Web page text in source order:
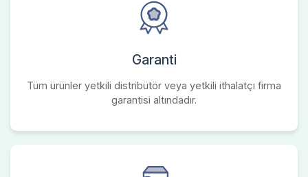
Garanti
Tüm ürünler yetkili distribütör veya yetkili ithalatçı firma
garantisi altındadır.